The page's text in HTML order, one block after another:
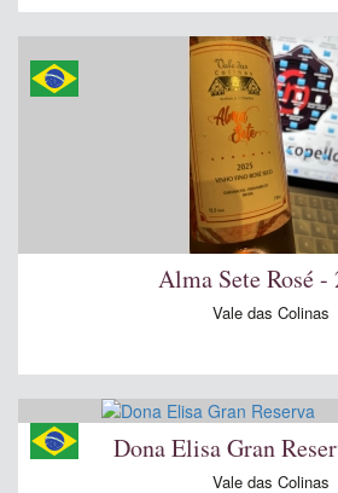
Alma Sete Rosé -
Vale das Colinas
Dona Elisa Gran
Vale das Colinas